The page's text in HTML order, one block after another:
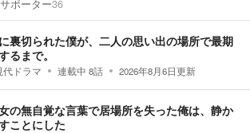
サポーター36
裏切られた僕が、二人の思い出の場所で最期
るまで。
代ドラマ 連載中 8話 2026年8月6日更新
の無自覚な言葉で居場所を失った俺は、静か
ことにした